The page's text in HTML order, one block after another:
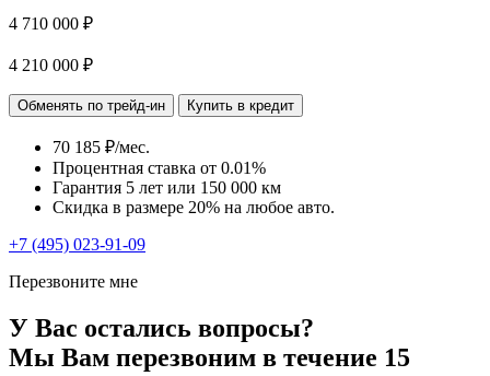
4 710 000 ₽
4 210 000 ₽
Обменять по трейд-ин Купить в кредит
70 185 ₽/мес.
Процентная ставка от 0.01%
Гарантия 5 лет или 150 000 км
Скидка в размере 20% на любое авто.
+7 (495) 023-91-09
Перезвоните мне
У Вас остались вопросы?
Мы Вам перезвоним в течение 15